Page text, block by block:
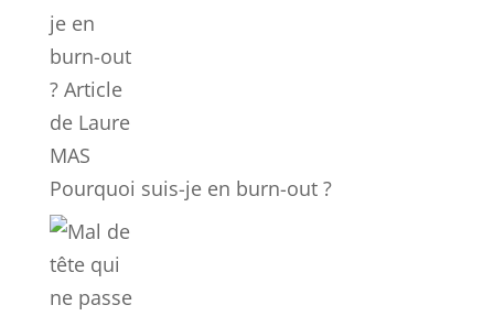
Pourquoi suis-je en burn-out ?